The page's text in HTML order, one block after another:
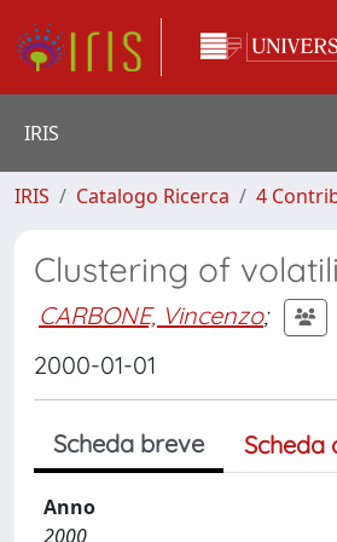
IRIS
IRIS Catalogo Ricerca 4
Clustering of
CARBONE, Vincenzo;
2000-01-01
Scheda breve Scheda
Anno
2000